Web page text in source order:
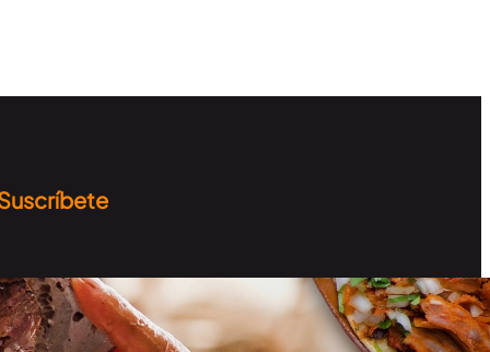
Recibe información sobre
los destinos, curiosidades y
más…